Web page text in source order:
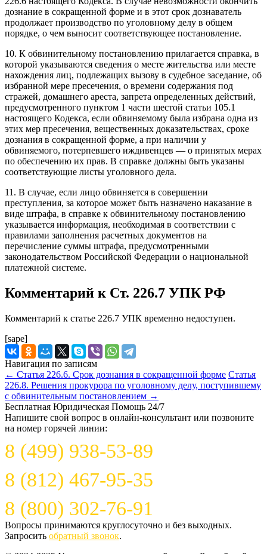
дознание в сокращенной форме и в этот срок дознаватель
продолжает производство по уголовному делу в общем
порядке, о чем выносит соответствующее постановление.
10. К обвинительному постановлению прилагается справка, в
которой указываются сведения о месте жительства или месте
нахождения лиц, подлежащих вызову в судебное заседание, об
избранной мере пресечения, о времени содержания под
стражей, домашнего ареста, запрета определенных действий,
предусмотренного пунктом 1 части шестой статьи 105.1
настоящего Кодекса, если обвиняемому была избрана одна из
этих мер пресечения, вещественных доказательствах, сроке
дознания в сокращенной форме, а при наличии у
обвиняемого, потерпевшего иждивенцев — о принятых мерах
по обеспечению их прав. В справке должны быть указаны
соответствующие листы уголовного дела.
11. В случае, если лицо обвиняется в совершении
преступления, за которое может быть назначено наказание в
виде штрафа, в справке к обвинительному постановлению
указывается информация, необходимая в соответствии с
правилами заполнения расчетных документов на
перечисление суммы штрафа, предусмотренными
законодательством Российской Федерации о национальной
платежной системе.
Комментарий к Ст. 226.7 УПК РФ
Комментарий к статье 226.7 УПК временно недоступен.
[sape]
Навигация по записям
← Статья 226.6. Срок дознания в сокращенной форме Статья
226.8. Решения прокурора по уголовному делу, поступившему
с обвинительным постановлением →
Бесплатная Юридическая Помощь 24/7
Напишите свой вопрос в онлайн-консультант или позвоните
на номер горячей линии:
8 (499) 938-53-89
8 (812) 467-95-35
8 (800) 302-76-91
Вопросы принимаются круглосуточно и без выходных.
Запросить обратный звонок.